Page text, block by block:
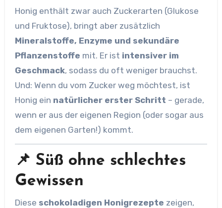
Honig enthält zwar auch Zuckerarten (Glukose
und Fruktose), bringt aber zusätzlich
Mineralstoffe, Enzyme und sekundäre
Pflanzenstoffe mit. Er ist intensiver im
Geschmack, sodass du oft weniger brauchst.
Und: Wenn du vom Zucker weg möchtest, ist
Honig ein natürlicher erster Schritt – gerade,
wenn er aus der eigenen Region (oder sogar aus
dem eigenen Garten!) kommt.
📌 Süß ohne schlechtes
Gewissen
Diese schokoladigen Honigrezepte zeigen,